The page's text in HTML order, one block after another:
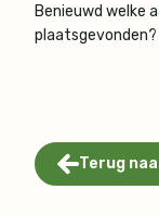
Benieuwd welke
plaatsgevonden?
Terug